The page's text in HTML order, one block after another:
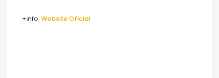
+info: Website Oficial